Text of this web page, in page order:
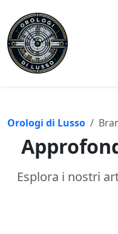
Orologi di Lusso
Esplora i nostri